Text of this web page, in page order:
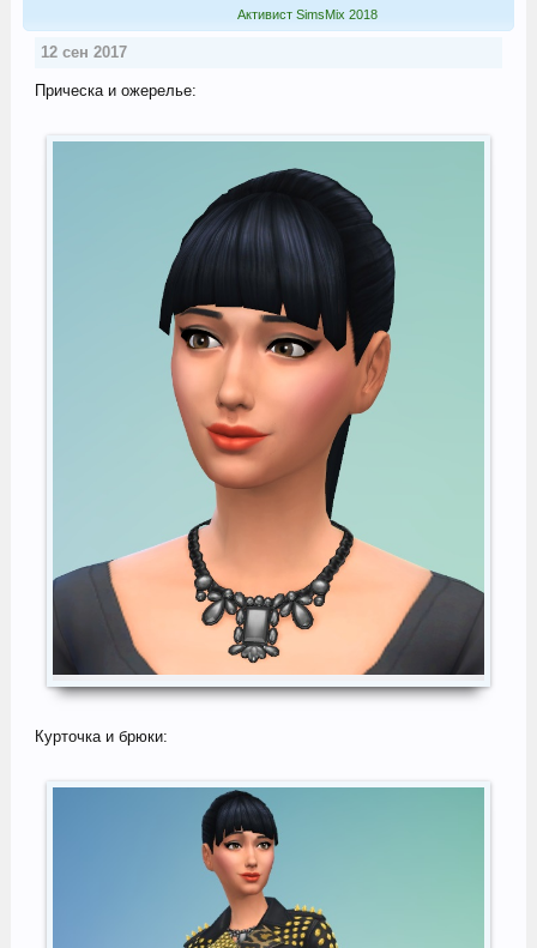
Активист SimsMix 2018
12 сен 2017
Прическа и ожерелье:
Курточка и брюки: